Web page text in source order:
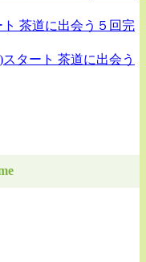
ト 茶道に出会う５回完
スタート 茶道に出会う